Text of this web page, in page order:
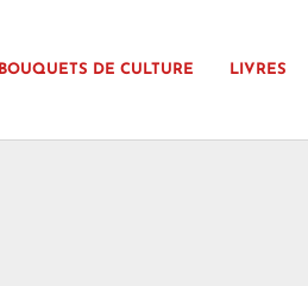
BOUQUETS DE CULTURE LIVRES